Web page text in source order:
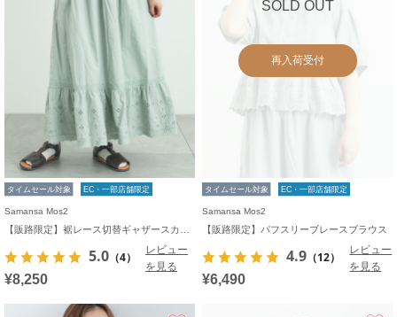
タイムセール対象 EC・一部店舗限定
Samansa Mos2
5.0 （4）
レビュー
を見る
¥8,250
SOLD OUT
再入荷受付
タイムセール対象 EC・一部店舗限定
Samansa Mos2
【販路限定】パフスリーブレースブラウス
4.9 （12）
レビュー
を見る
¥6,490